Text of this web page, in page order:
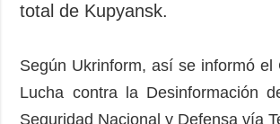
total de Kupyansk.
Según Ukrinform, así se informó el
Lucha contra la Desinformación
Seguridad Nacional y Defensa vía